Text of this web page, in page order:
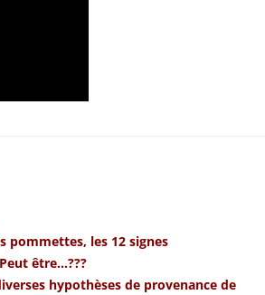
pommettes, les 12 signes
être…???
hypothèses de provenance de